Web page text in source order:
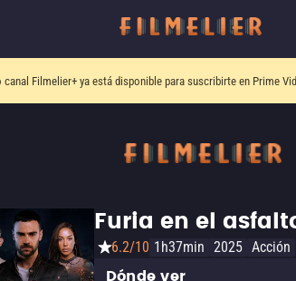
canal Filmelier+ya está disponible para suscribirte en Prime
Furia en el
6.2/10 1h37min 2025 Acción